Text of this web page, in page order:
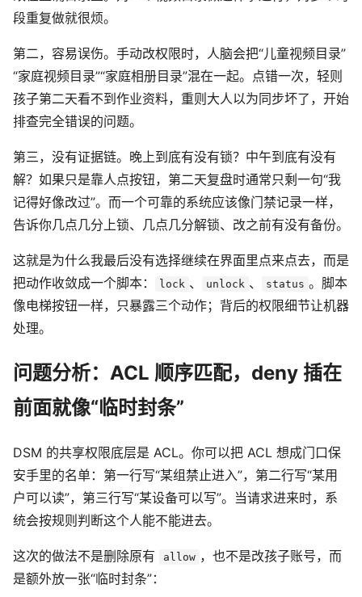
段重复做就很烦。
第二，容易误伤。手动改权限时，人脑会把“儿童视频目录”
“家庭视频目录”“家庭相册目录”混在一起。点错一次，轻则
孩子第二天看不到作业资料，重则大人以为同步坏了，开始
排查完全错误的问题。
第三，没有证据链。晚上到底有没有锁？中午到底有没有
解？如果只是靠人点按钮，第二天复盘时通常只剩一句“我
记得好像改过”。而一个可靠的系统应该像门禁记录一样，
告诉你几点几分上锁、几点几分解锁、改之前有没有备份。
这就是为什么我最后没有选择继续在界面里点来点去，而是
把动作收敛成一个脚本：
lock 、 unlock 、 status 。脚本
像电梯按钮一样，只暴露三个动作；背后的权限细节让机器
处理。
问题分析：ACL 顺序匹配，deny 插在
前面就像“临时封条”
DSM 的共享权限底层是 ACL。你可以把 ACL 想成门口保
安手里的名单：第一行写“某组禁止进入”，第二行写“某用
户可以读”，第三行写“某设备可以写”。当请求进来时，系
统会按规则判断这个人能不能进去。
这次的做法不是删除原有 allow ，也不是改孩子账号，而
是额外放一张“临时封条”：